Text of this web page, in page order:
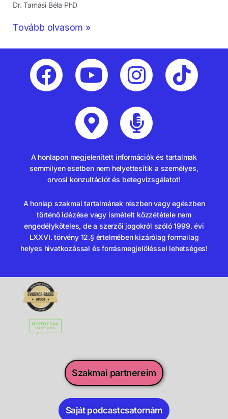
Dr. Tamási Béla PhD
Tovább olvasom »
A honlapon megjelenített információk és tartalmak
semmilyen esetben nem helyettesítik a személyes,
orvosi konzultációt és betegvizsgálatot!
A honlap szakmai tartalmának részben vagy egészben
történő idézése vagy ismételt közzététele nem
engedélyköteles, de a szerzői jogokról szóló 1999. évi
LXXVI. törvény 12.§ értelmében kizárólag formailag
helyes hivatkozással és forrásmegjelöléssel lehetséges!
Szakmai partnereim
Saját podcastcsatornám